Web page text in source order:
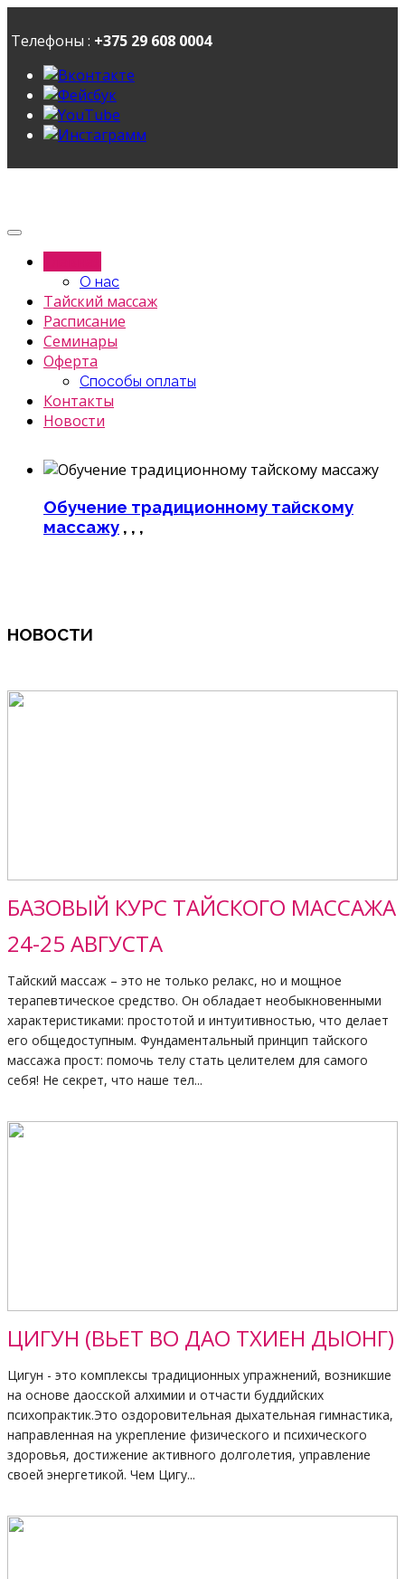
Телефоны : +375 29 608 0004
О нас
Тайский массаж
Расписание
Семинары
Оферта
Способы оплаты
Контакты
Новости
Обучение традиционному тайскому
массажу , , ,
НОВОСТИ
БАЗОВЫЙ КУРС ТАЙСКОГО МАССАЖА
24-25 АВГУСТА
Тайский массаж – это не только релакс, но и мощное
терапевтическое средство. Он обладает необыкновенными
характеристиками: простотой и интуитивностью, что делает
его общедоступным. Фундаментальный принцип тайского
массажа прост: помочь телу стать целителем для самого
себя! Не секрет, что наше тел...
ЦИГУН (ВЬЕТ ВО ДАО ТХИЕН ДЫОНГ)
Цигун - это комплексы традиционных упражнений, возникшие
на основе даосской алхимии и отчасти буддийских
психопрактик.Это оздоровительная дыхательная гимнастика,
направленная на укрепление физического и психического
здоровья, достижение активного долголетия, управление
своей энергетикой. Чем Цигу...